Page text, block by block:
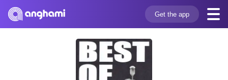
Get the app